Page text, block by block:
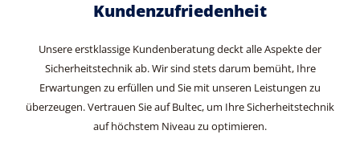
Kundenzufriedenheit
Unsere erstklassige Kundenberatung deckt alle Aspekte der
Sicherheitstechnik ab. Wir sind stets darum bemüht, Ihre
Erwartungen zu erfüllen und Sie mit unseren Leistungen zu
überzeugen. Vertrauen Sie auf Bultec, um Ihre Sicherheitstechnik
auf höchstem Niveau zu optimieren.